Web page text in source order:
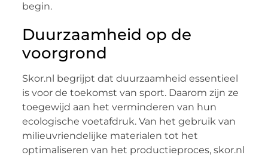
begin.
Duurzaamheid op de
voorgrond
Skor.nl begrijpt dat duurzaamheid essentieel
is voor de toekomst van sport. Daarom zijn ze
toegewijd aan het verminderen van hun
ecologische voetafdruk. Van het gebruik van
milieuvriendelijke materialen tot het
optimaliseren van het productieproces, skor.nl